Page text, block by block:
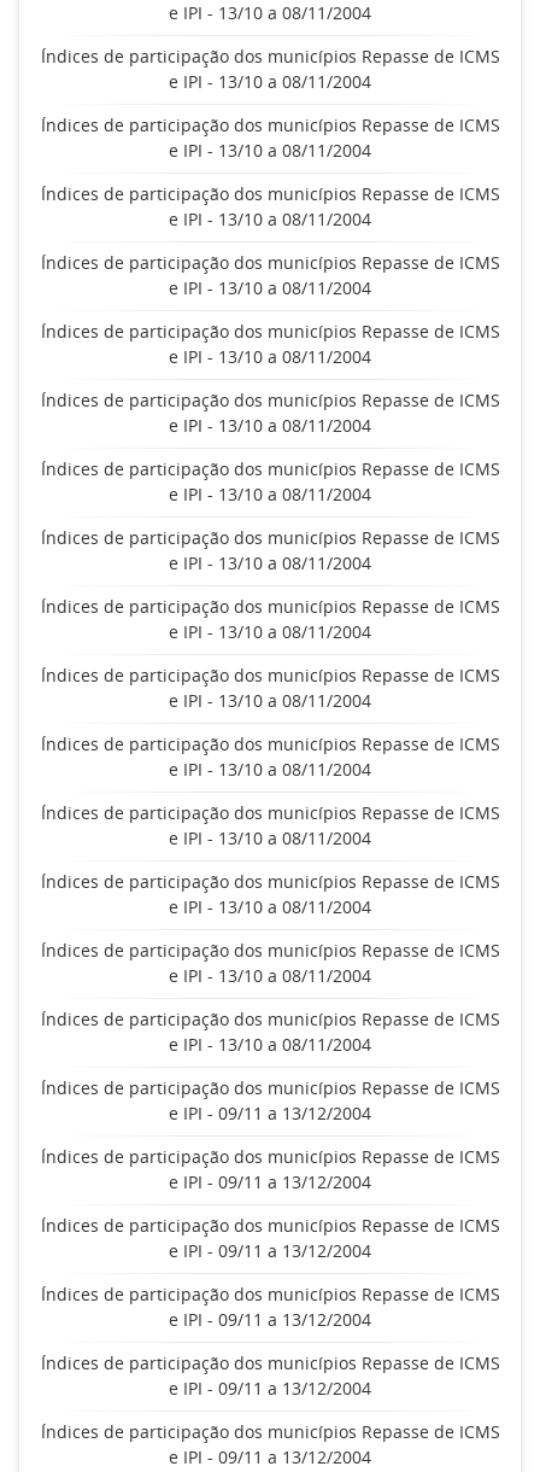
e IPI - 13/10 a 08/11/2004
Índices de participação dos municípios Repasse de ICMS
e IPI - 13/10 a 08/11/2004
Índices de participação dos municípios Repasse de ICMS
e IPI - 13/10 a 08/11/2004
Índices de participação dos municípios Repasse de ICMS
e IPI - 13/10 a 08/11/2004
Índices de participação dos municípios Repasse de ICMS
e IPI - 13/10 a 08/11/2004
Índices de participação dos municípios Repasse de ICMS
e IPI - 13/10 a 08/11/2004
Índices de participação dos municípios Repasse de ICMS
e IPI - 13/10 a 08/11/2004
Índices de participação dos municípios Repasse de ICMS
e IPI - 13/10 a 08/11/2004
Índices de participação dos municípios Repasse de ICMS
e IPI - 13/10 a 08/11/2004
Índices de participação dos municípios Repasse de ICMS
e IPI - 13/10 a 08/11/2004
Índices de participação dos municípios Repasse de ICMS
e IPI - 13/10 a 08/11/2004
Índices de participação dos municípios Repasse de ICMS
e IPI - 13/10 a 08/11/2004
Índices de participação dos municípios Repasse de ICMS
e IPI - 13/10 a 08/11/2004
Índices de participação dos municípios Repasse de ICMS
e IPI - 13/10 a 08/11/2004
Índices de participação dos municípios Repasse de ICMS
e IPI - 13/10 a 08/11/2004
Índices de participação dos municípios Repasse de ICMS
e IPI - 13/10 a 08/11/2004
Índices de participação dos municípios Repasse de ICMS
e IPI - 09/11 a 13/12/2004
Índices de participação dos municípios Repasse de ICMS
e IPI - 09/11 a 13/12/2004
Índices de participação dos municípios Repasse de ICMS
e IPI - 09/11 a 13/12/2004
Índices de participação dos municípios Repasse de ICMS
e IPI - 09/11 a 13/12/2004
Índices de participação dos municípios Repasse de ICMS
e IPI - 09/11 a 13/12/2004
Índices de participação dos municípios Repasse de ICMS
e IPI - 09/11 a 13/12/2004